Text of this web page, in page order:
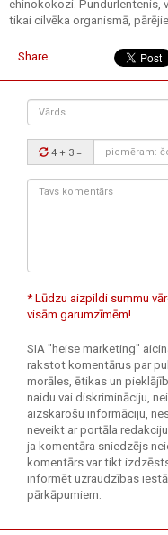
ehinokokozi. Pundurlentenis,
tikai cilvēka organismā,
Share
Vārds
Drošības
kods:
4 + 3 =
Tavs
* Lūdzu aizpildi summu
visām garumzīmēm!
SIA "heise marketing"
rakstot komentārus par
morāles, ētikas un
naidu vai diskrimināciju,
aizskarošu informāciju,
neveikt ar portāla
ja komentāra sniedzējs
komentārs var tikt
informēt uzraudzības
pārkāpumiem.